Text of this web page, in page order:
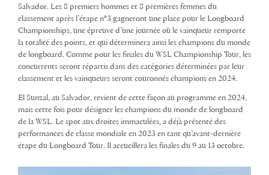
Salvador. Les 8 premiers hommes et 8 premières femmes du
classement après l’étape n°3 gagneront une place pour le Longboard
Championships, une épreuve d’une journée où le vainqueur remporte
la totalité des points, et qui déterminera ainsi les champions du monde
de longboard. Comme pour les finales du WSL Championship Tour, les
concurrents seront répartis dans des catégories déterminées par leur
classement et les vainqueurs seront couronnés champions en 2024.
El Sunzal, au Salvador, revient de cette façon au programme en 2024,
mais cette fois pour désigner les champions du monde de longboard
de la WSL. Le spot aux droites immaculées, a déjà présenté des
performances de classe mondiale en 2023 en tant qu’avant-dernière
étape du Longboard Tour. Il accueillera les finales du 9 au 13 octobre.